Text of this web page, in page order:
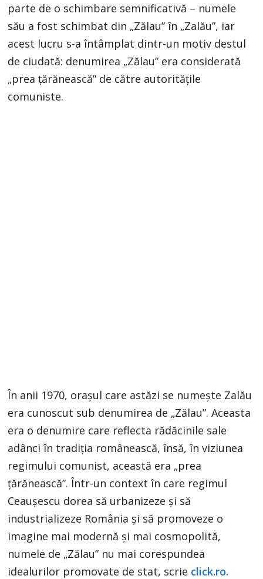
parte de o schimbare semnificativă – numele
său a fost schimbat din „Zălau” în „Zalău”, iar
acest lucru s-a întâmplat dintr-un motiv destul
de ciudată: denumirea „Zălau” era considerată
„prea țărănească” de către autoritățile
comuniste.
În anii 1970, orașul care astăzi se numește Zalău
era cunoscut sub denumirea de „Zălau”. Aceasta
era o denumire care reflecta rădăcinile sale
adânci în tradiția românească, însă, în viziunea
regimului comunist, această era „prea
țărănească”. Într-un context în care regimul
Ceaușescu dorea să urbanizeze și să
industrializeze România și să promoveze o
imagine mai modernă și mai cosmopolită,
numele de „Zălau” nu mai corespundea
idealurilor promovate de stat, scrie click.ro.